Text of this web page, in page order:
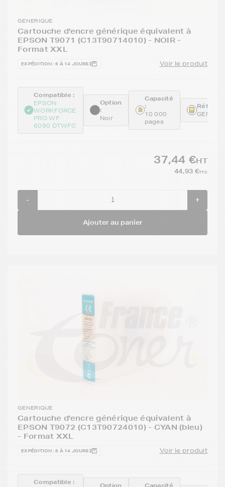
GENERIQUE
Cartouche d'encre générique équivalent à
EPSON T9071 (C13T90714010) - NOIR -
Format XXL
EXPÉDITION : 6 À 14 JOURS Voir le produit
Compatible :
EPSON
WORKFORCE
PRO WF
6090 DTWFC
Option
:
Noir
Capacité
:
10 000
pages
37,44 €HT
44,93 €TTC
- +
Ajouter au panier
GENERIQUE
Cartouche d'encre générique équivalent à
EPSON T9072 (C13T90724010) - CYAN (bleu)
- Format XXL
EXPÉDITION : 6 À 14 JOURS Voir le produit
Compatible :